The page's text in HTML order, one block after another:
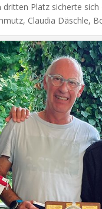
Platz sicherte
Claudia Däschle,